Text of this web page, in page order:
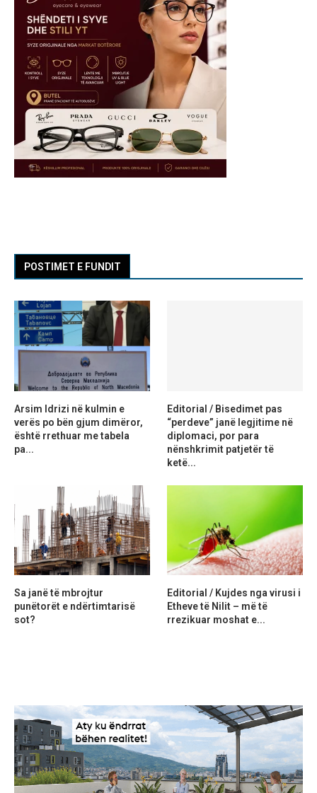
POSTIMET E FUNDIT
Arsim Idrizi në kulmin e
verës po bën gjum dimëror,
është rrethuar me tabela
pa...
Editorial / Bisedimet pas
“perdeve” janë legjitime në
diplomaci, por para
nënshkrimit patjetër të
ketë...
Sa janë të mbrojtur
punëtorët e ndërtimtarisë
sot?
Editorial / Kujdes nga virusi i
Etheve të Nilit – më të
rrezikuar moshat e...